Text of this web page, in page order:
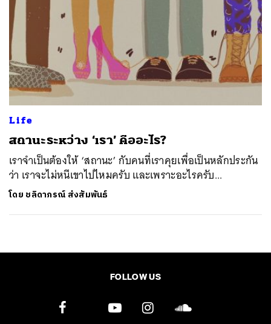
Life
สถานะระหว่าง ‘เรา’ คืออะไร?
เราจำเป็นต้องให้ ‘สถานะ’ กับคนที่เราคุยเพื่อเป็นหลักประกัน
ว่า เราจะไม่หนีเขาไปไหมครับ และเพราะอะไรครับ...
โดย ชลิดาภรณ์ ส่งสัมพันธ์
FOLLOW US
SHARE TWEET LINE EMAIL